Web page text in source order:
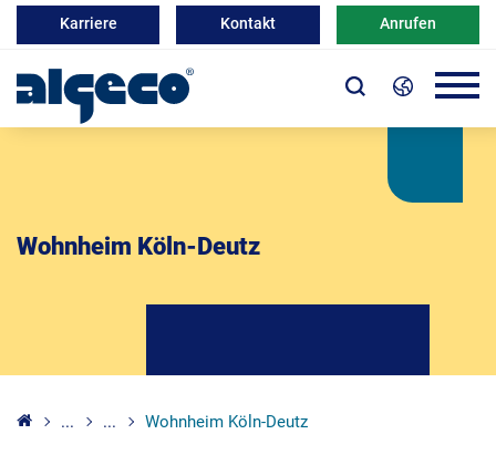
Karriere Kontakt Anrufen
Wohnheim Köln-Deutz
... ... Wohnheim Köln-Deutz